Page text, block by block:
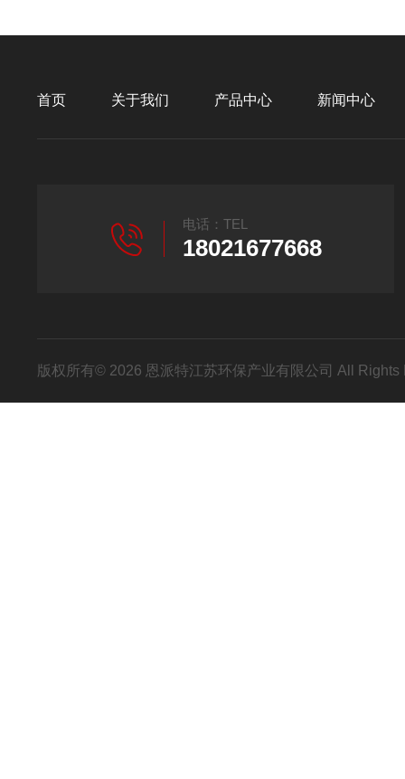
首页 关于我们 产品中心 新闻中心
电话：TEL
18021677668
版权所有© 2026 恩派特江苏环保产业有限公司 All